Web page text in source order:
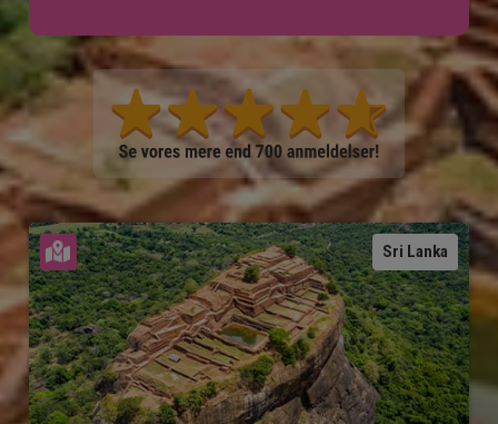
Sri Lanka
Se kort